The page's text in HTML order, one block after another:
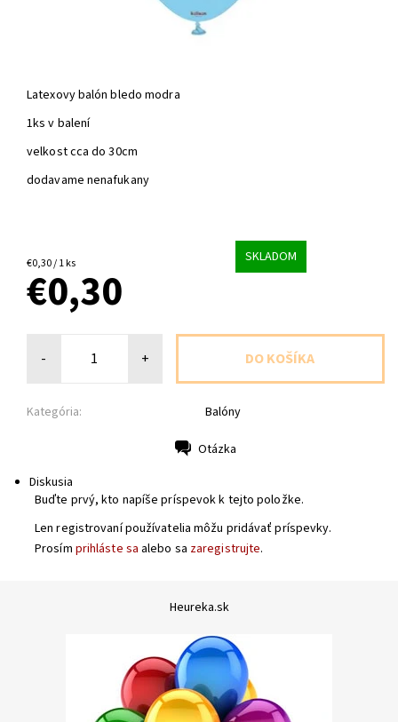
Latexovy balón bledo modra
1ks v balení
velkost cca do 30cm
dodavame nenafukany
€0,30 / 1 ks SKLADOM
€0,30
- +
Kategória: Balóny
Otázka
Diskusia
Buďte prvý, kto napíše príspevok k tejto položke.
Len registrovaní používatelia môžu pridávať príspevky.
Prosím prihláste sa alebo sa zaregistrujte.
Heureka.sk